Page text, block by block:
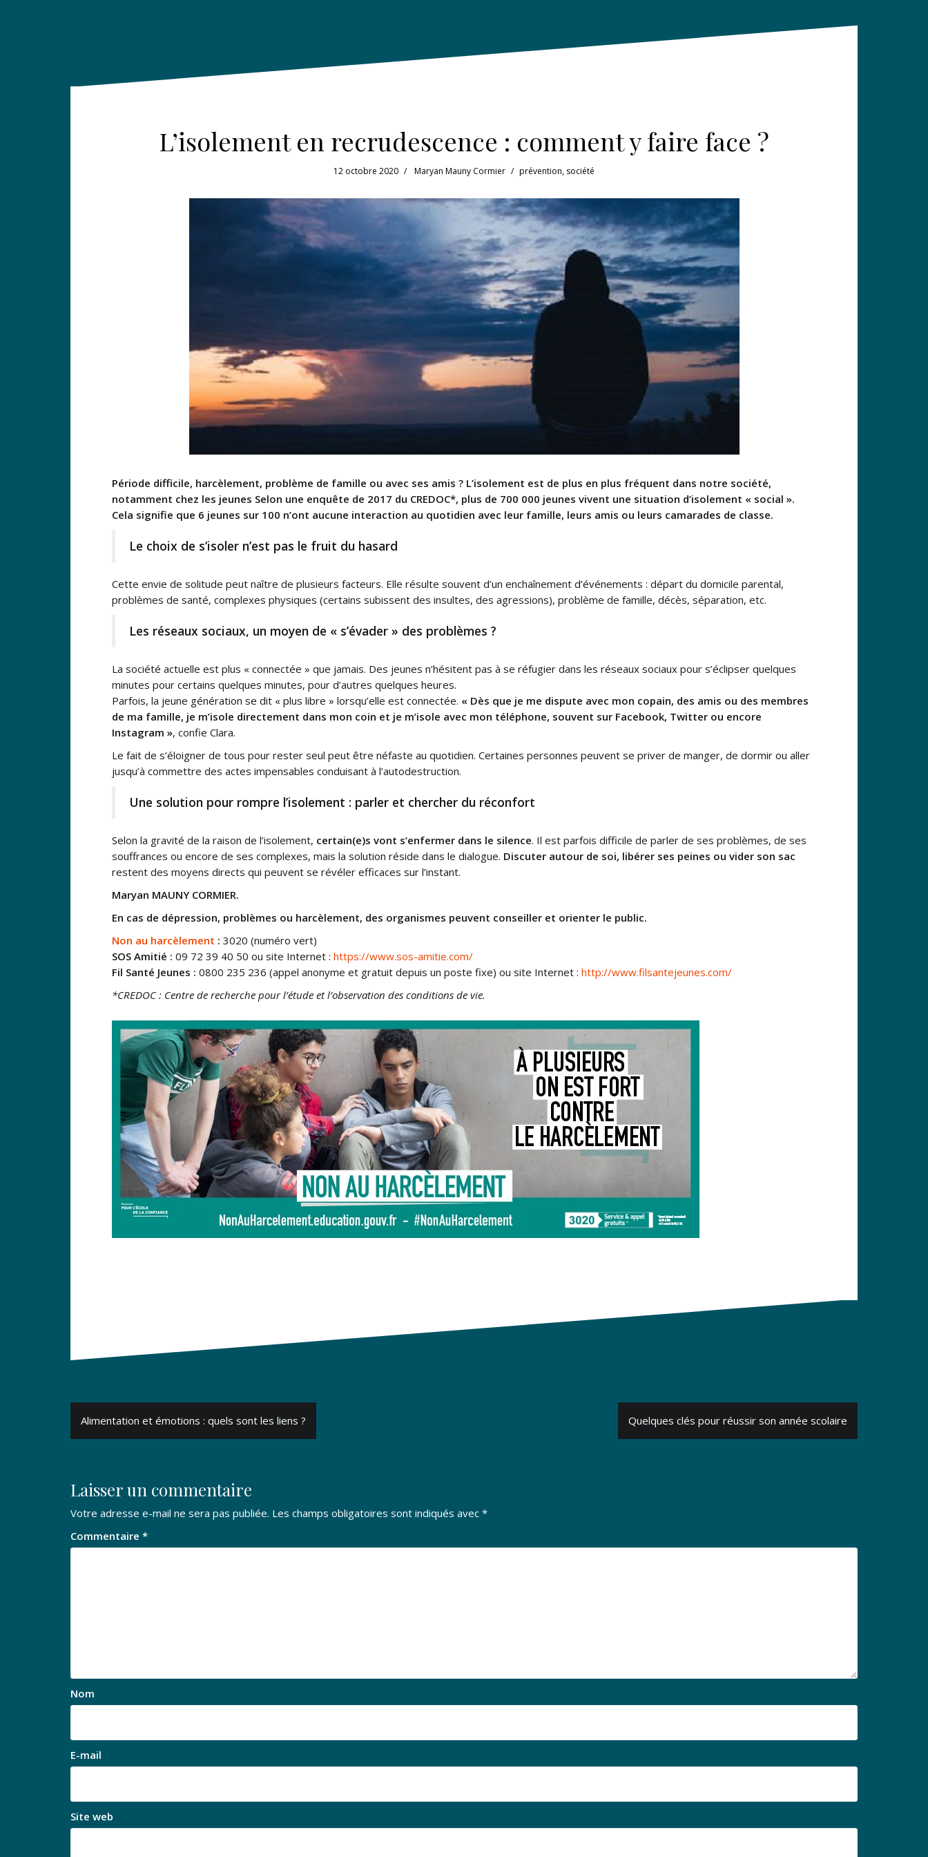
L’isolement en recrudescence : comment y faire face ?
12 octobre 2020 Maryan Mauny Cormier prévention, société
Période difficile, harcèlement, problème de famille ou avec ses amis ? L’isolement est de plus en plus fréquent dans notre société,
notamment chez les jeunes Selon une enquête de 2017 du CREDOC*, plus de 700 000 jeunes vivent une situation d’isolement « social ».
Cela signifie que 6 jeunes sur 100 n’ont aucune interaction au quotidien avec leur famille, leurs amis ou leurs camarades de classe.
Le choix de s’isoler n’est pas le fruit du hasard
Cette envie de solitude peut naître de plusieurs facteurs. Elle résulte souvent d’un enchaînement d’événements : départ du domicile parental,
problèmes de santé, complexes physiques (certains subissent des insultes, des agressions), problème de famille, décès, séparation, etc.
Les réseaux sociaux, un moyen de « s’évader » des problèmes ?
La société actuelle est plus « connectée » que jamais. Des jeunes n’hésitent pas à se réfugier dans les réseaux sociaux pour s’éclipser quelques
minutes pour certains quelques minutes, pour d’autres quelques heures.
Parfois, la jeune génération se dit « plus libre » lorsqu’elle est connectée. « Dès que je me dispute avec mon copain, des amis ou des membres
de ma famille, je m’isole directement dans mon coin et je m’isole avec mon téléphone, souvent sur Facebook, Twitter ou encore
Instagram », confie Clara.
Le fait de s’éloigner de tous pour rester seul peut être néfaste au quotidien. Certaines personnes peuvent se priver de manger, de dormir ou aller
jusqu’à commettre des actes impensables conduisant à l’autodestruction.
Une solution pour rompre l’isolement : parler et chercher du réconfort
Selon la gravité de la raison de l’isolement, certain(e)s vont s’enfermer dans le silence. Il est parfois difficile de parler de ses problèmes, de ses
souffrances ou encore de ses complexes, mais la solution réside dans le dialogue. Discuter autour de soi, libérer ses peines ou vider son sac
restent des moyens directs qui peuvent se révéler efficaces sur l’instant.
Maryan MAUNY CORMIER.
En cas de dépression, problèmes ou harcèlement, des organismes peuvent conseiller et orienter le public.
Non au harcèlement : 3020 (numéro vert)
SOS Amitié : 09 72 39 40 50 ou site Internet : https://www.sos-amitie.com/
Fil Santé Jeunes : 0800 235 236 (appel anonyme et gratuit depuis un poste fixe) ou site Internet : http://www.filsantejeunes.com/
*CREDOC : Centre de recherche pour l’étude et l’observation des conditions de vie.
Navigation
de
Alimentation et émotions : quels sont les liens ? Quelques clés pour réussir son année scolaire
Laisser un commentaire
Votre adresse e-mail ne sera pas publiée. Les champs obligatoires sont indiqués avec *
Commentaire *
Nom
E-mail
Site web